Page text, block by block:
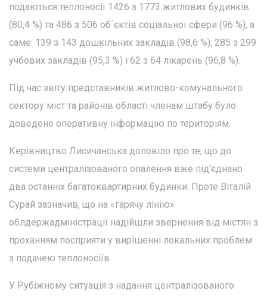
подаються теплоносії 1426 з 1773 житлових будинків
(80,4 %) та 486 з 506 об´єктів соціальної сфери (96 %), а
саме: 139 з 143 дошкільних закладів (98,6 %), 285 з 299
учбових закладів (95,3 %) і 62 з 64 лікарень (96,8 %).
Під час звіту представників житлово-комунального
сектору міст та районів області членам штабу було
доведено оперативну інформацію по територіям.
Керівництво Лисичанська доповіло про те, що до
системи централізованого опалення вже під’єднано
два останніх багатоквартирних будинки. Проте Віталій
Сурай зазначив, що на «гарячу лінію»
облдержадміністрації надійшли звернення від містян з
проханням посприяти у вирішенні локальних проблем
з подачею теплоносіїв.
У Рубіжному ситуація з надання централізованого